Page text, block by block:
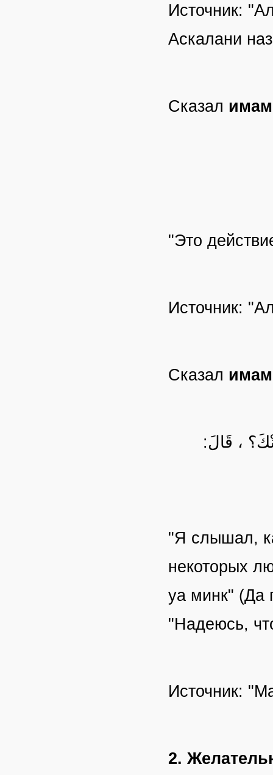
Источник:
Аскалани
Сказал
"Это
Источник:
Сказал
، قَالَ:
"Я слышал,
некоторых
уа минк" (Да
"Надеюсь,
Источник:
2.